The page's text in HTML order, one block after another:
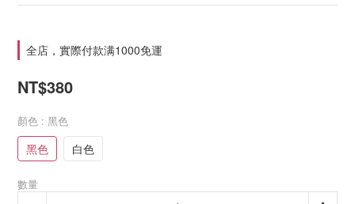
全店，實際付款满1000免運
NT$380
顏色 : 黑色
黑色 白色
數量